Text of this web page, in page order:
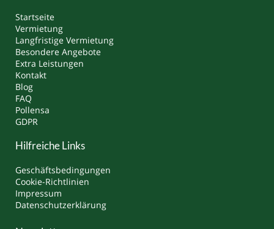
Startseite
Vermietung
Langfristige Vermietung
Besondere Angebote
Extra Leistungen
Kontakt
Blog
FAQ
Pollensa
GDPR
Hilfreiche Links
Geschäftsbedingungen
Cookie-Richtlinien
Impressum
Datenschutzerklärung